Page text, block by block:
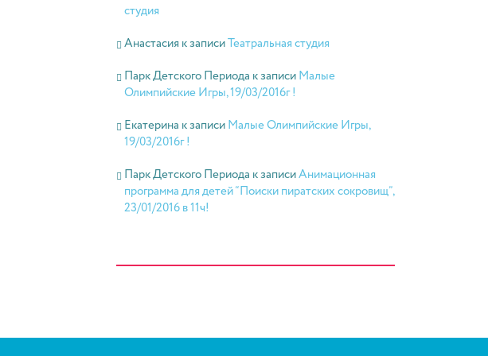
студия
Анастасияк записиТеатральная студия
Парк Детского Периода к записиМалые
Олимпийские Игры, 19/03/2016г !
Екатерина к записиМалые Олимпийские Игры,
19/03/2016г !
Парк Детского Периода к записиАнимационная
программа для детей “Поиски пиратских сокровищ”,
23/01/2016 в 11ч!